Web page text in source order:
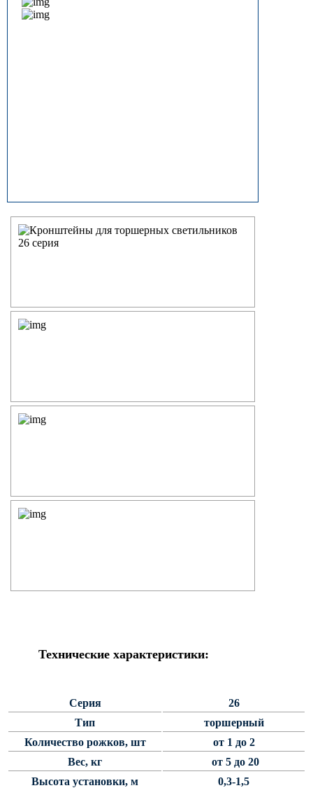
прямостоечные круглоконические
НФ Трубчатая опора освещения
Силовые опоры освещения
СФ Опоры освещения силовые
ОГСГ Опоры граненые
светофорные г-образные
ОСФК Светофорные стойки
круглоконические
Технические характеристики:
Серия
26
Тип
торшерный
Количество рожков, шт
от 1 до 2
Вес, кг
от 5 до 20
Высота установки, м
0,3-1,5